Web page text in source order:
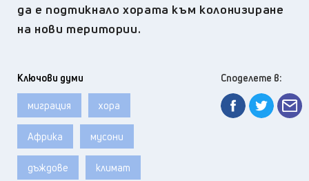
да е подтикнало хората към колонизиране
на нови територии.
Ключови думи
миграция хора
Африка мусони
дъждове климат
Споделете в: